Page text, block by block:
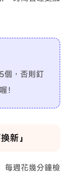
個，否則釘
！
新」
每週花幾分鐘檢